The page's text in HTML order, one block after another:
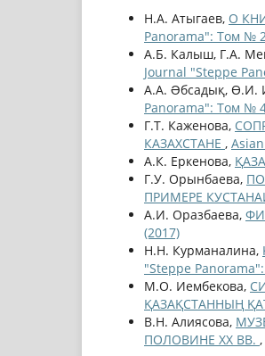
Н.А. Атыгаев, О
Panorama": Том №
А.Б. Калыш, Г.А.
Journal "Steppe
А.А. Əбсадық, Ө.И.
Panorama": Том №
Г.Т. Каженова,
КАЗАХСТАНЕ ,
А.К. Еркенова,
Г.У. Орынбаева,
ПРИМЕРЕ
А.И. Оразбаева,
(2017)
Н.Н. Курманалина,
"Steppe
М.О. Иембекова,
ҚАЗАҚСТАННЫҢ
В.Н. Алиясова,
ПОЛОВИНЕ ХХ ВВ. ,